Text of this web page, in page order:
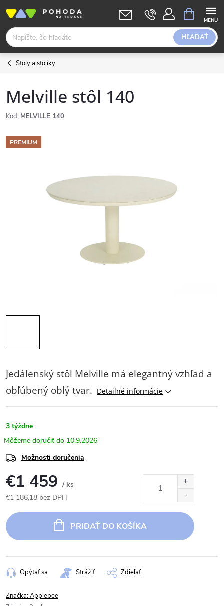
obsah
HĽADAŤ
KOŠÍK
Stoly a stolíky
Melville stôl 140
Kód: MELVILLE 140
PREMIUM
Jedálenský stôl Melville má elegantný vzhľad a
obľúbený oblý tvar. Detailné informácie
3 týždne
10.9.2026
Možnosti doručenia
€1 459 / ks
€1 186,18 bez DPH
cena:
PRIDAŤ DO KOŠÍKA
Opýtať sa Strážiť Zdieľať
Značka:Applebee